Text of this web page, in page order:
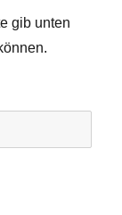
gib unten